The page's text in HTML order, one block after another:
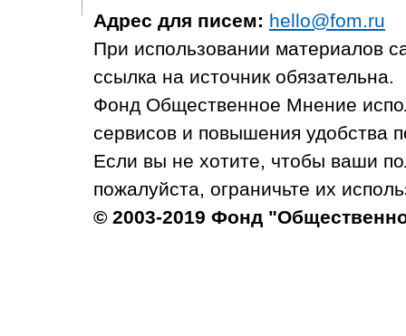
Адрес для писем: hello@fom.ru
При использовании материалов
ссылка на источник обязательна.
Фонд Общественное Мнение
сервисов и повышения удобства
Если вы не хотите, чтобы ваши
пожалуйста, ограничьте их
© 2003-2019 Фонд